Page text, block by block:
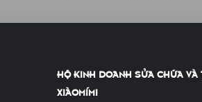
HỘ KINH DOANH SỬA CHỮA
XIÀOMÍMI